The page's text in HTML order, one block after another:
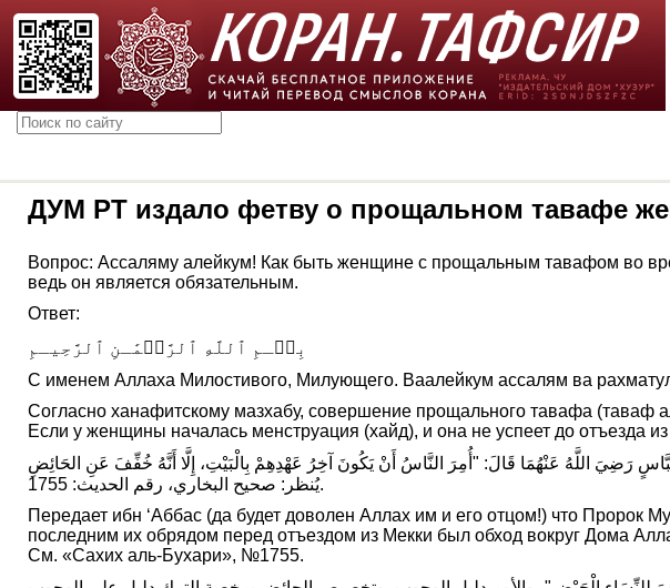
ДУМ РТ издало фетву о прощальном тавафе
Вопрос: Ассаляму алейкум! Как быть женщине с прощальным тавафом во
ведь он является обязательным.
Ответ:
بِسۡـمِ ٱللَّهِ ٱلرَّحۡمَٰـنِ ٱلرَّحِيـمِ
С именем Аллаха Милостивого, Милующего. Ваалейкум ассалям ва
Согласно ханафитскому мазхабу, совершение прощального тавафа (таваф
Если у женщины началась менструация (хайд), и она не успеет до отъезда
يُنظر: صحيح البخاري، رقم الحديث: 1755.
Передает ибн ‘Аббас (да будет доволен Аллах им и его отцом!) что Пророк
последним их обрядом перед отъездом из Мекки был обход вокруг Дома
См. «Сахих аль-Бухари», №1755.